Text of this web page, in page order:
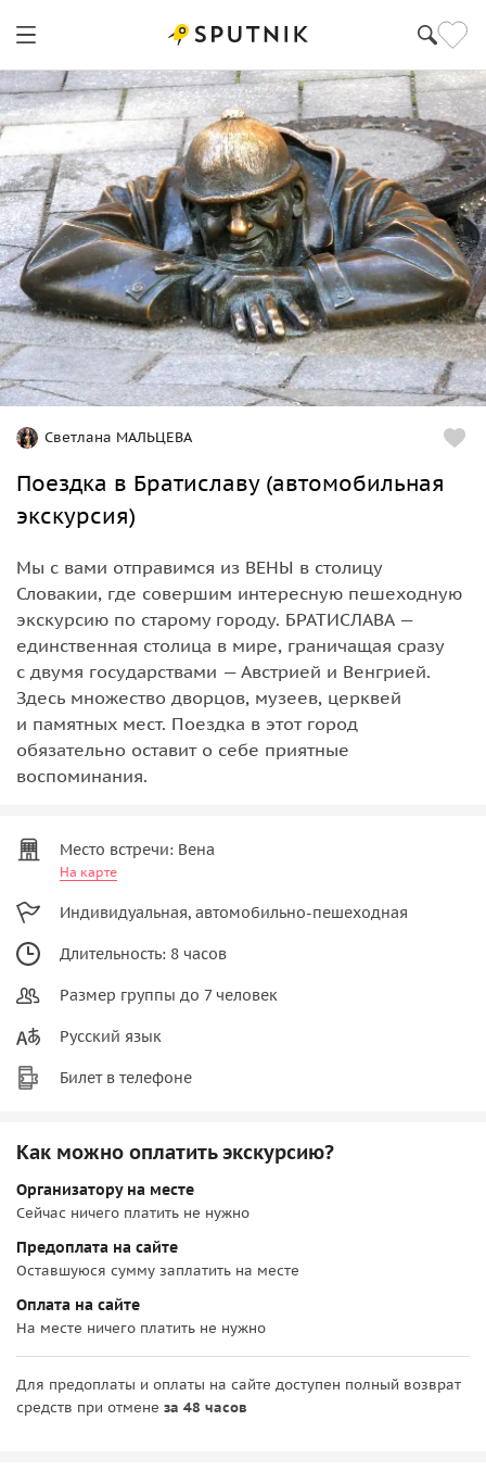
Светлана МАЛЬЦЕВА
Поездка в Братиславу (автомобильная
экскурсия)
Мы с вами отправимся из ВЕНЫ в столицу
Словакии, где совершим интересную пешеходную
экскурсию по старому городу. БРАТИСЛАВА —
единственная столица в мире, граничащая сразу
с двумя государствами — Австрией и Венгрией.
Здесь множество дворцов, музеев, церквей
и памятных мест. Поездка в этот город
обязательно оставит о себе приятные
воспоминания.
Место встречи: Вена
На карте
Индивидуальная, автомобильно-пешеходная
Длительность: 8 часов
Размер группы до 7 человек
Русский язык
Билет в телефоне
Как можно оплатить экскурсию?
Организатору на месте
Сейчас ничего платить не нужно
Предоплата на сайте
Оставшуюся сумму заплатить на месте
Оплата на сайте
На месте ничего платить не нужно
Для предоплаты и оплаты на сайте доступен полный возврат
средств при отмене за 48 часов